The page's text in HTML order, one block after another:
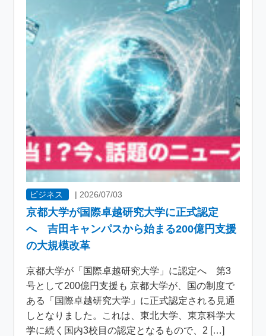
ビジネス | 2026/07/03
京都大学が国際卓越研究大学に正式認定
へ 吉田キャンパスから始まる200億円支援
の大規模改革
京都大学が「国際卓越研究大学」に認定へ 第3
号として200億円支援も 京都大学が、国の制度で
ある「国際卓越研究大学」に正式認定される見通
しとなりました。これは、東北大学、東京科学大
学に続く国内3校目の認定となるもので、2 […]